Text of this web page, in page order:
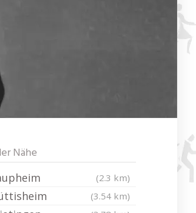
Nähe
(2.3 km)
(3.54 km)